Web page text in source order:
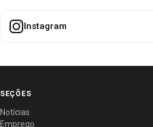
Instagram
SEÇÕES
Notícias
Emprego